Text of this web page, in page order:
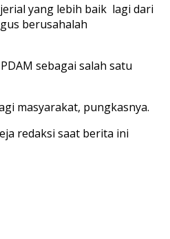
yang lebih baik lagi dari
berusahalah
sebagai salah satu
masyarakat, pungkasnya.
redaksi saat berita ini